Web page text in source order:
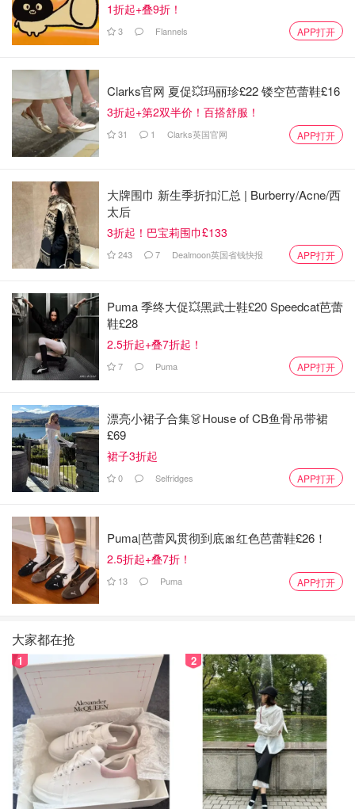
第五步. 蛋液开始要凝结的时候，快速用筷子把蛋液搅散成
小块状，继续翻炒一会儿。
第六步.然后倒入切段的韭菜和切块的西红柿翻炒。
1折起+叠9折！
3 Flannels APP打开
Clarks官网 夏促💥玛丽珍£22 镂空芭蕾鞋£16
3折起+第2双半价！百搭舒服！
31 1 Clarks英国官网 APP打开
大牌围巾 新生季折扣汇总 | Burberry/Acne/西
太后
3折起！巴宝莉围巾£133
243 7 Dealmoon英国省钱快报 APP打开
Puma 季终大促💥黑武士鞋£20 Speedcat芭蕾
鞋£28
2.5折起+叠7折起！
7 Puma APP打开
漂亮小裙子合集👗House of CB鱼骨吊带裙
£69
裙子3折起
0 Selfridges APP打开
Puma|芭蕾风贯彻到底🎀红色芭蕾鞋£26！
2.5折起+叠7折！
13 Puma APP打开
大家都在抢
1 2